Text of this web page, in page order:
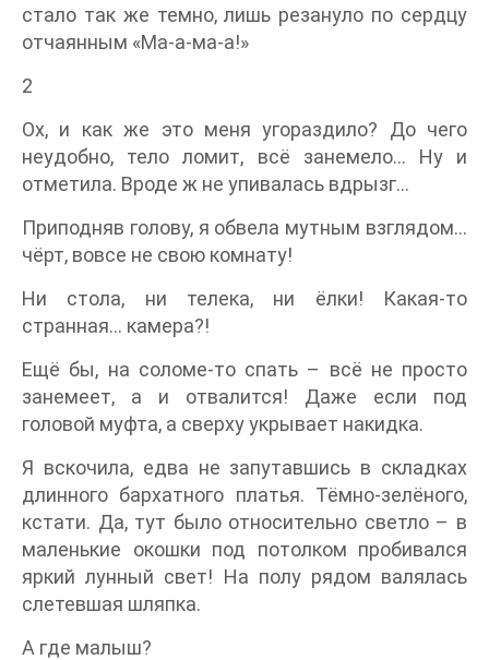
стало так же темно, лишь резануло по сердцу
отчаянным «Ма-а-ма-а!»
2
Ох, и как же это меня угораздило? До чего
неудобно, тело ломит, всё занемело... Ну и
отметила. Вроде ж не упивалась вдрызг...
Приподняв голову, я обвела мутным взглядом...
чёрт, вовсе не свою комнату!
Ни стола, ни телека, ни ёлки! Какая-то
странная... камера?!
Ещё бы, на соломе-то спать – всё не просто
занемеет, а и отвалится! Даже если под
головой муфта, а сверху укрывает накидка.
Я вскочила, едва не запутавшись в складках
длинного бархатного платья. Тёмно-зелёного,
кстати. Да, тут было относительно светло – в
маленькие окошки под потолком пробивался
яркий лунный свет! На полу рядом валялась
слетевшая шляпка.
А где малыш?